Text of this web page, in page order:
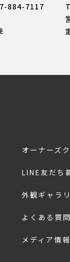
884-7117
オーナーズ
LINE友だち
外観ギャラ
よくある質問
メディア情報